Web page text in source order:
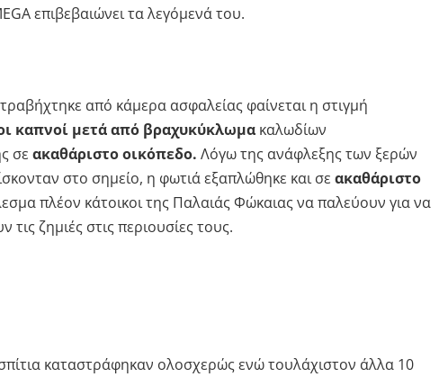
επιβεβαιώνει τα λεγόμενά του.
από κάμερα ασφαλείας φαίνεται η στιγμή
καπνοί μετά από βραχυκύκλωμα καλωδίων
σε ακαθάριστο οικόπεδο. Λόγω της ανάφλεξης των ξερών
στο σημείο, η φωτιά εξαπλώθηκε και σε ακαθάριστο
πλέον κάτοικοι της Παλαιάς Φώκαιας να παλεύουν για να
ζημιές στις περιουσίες τους.
καταστράφηκαν ολοσχερώς ενώ τουλάχιστον άλλα 10